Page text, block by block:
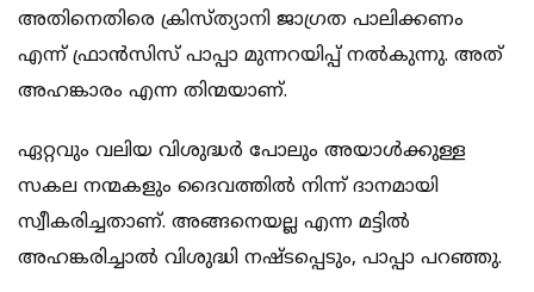
അതിനെതിരെ ക്രിസ്ത്യാനി ജാഗ്രത പാലിക്കണം
എന്ന് ഫ്രാന്‍സിസ് പാപ്പാ മുന്നറയിപ്പ് നല്‍കുന്നു. അത്
അഹങ്കാരം എന്ന തിന്മയാണ്.
ഏറ്റവും വലിയ വിശുദ്ധര്‍ പോലും അയാള്‍ക്കുള്ള
സകല നന്മകളും ദൈവത്തില്‍ നിന്ന് ദാനമായി
സ്വീകരിച്ചതാണ്. അങ്ങനെയല്ല എന്ന മട്ടില്‍
അഹങ്കരിച്ചാല്‍ വിശുദ്ധി നഷ്ടപ്പെടും, പാപ്പാ പറഞ്ഞു.